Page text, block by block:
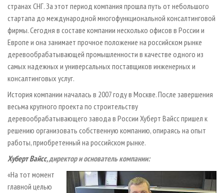
странах СНГ. За этот период компания прошла путь от небольшого
стартапа до международной многофункциональной консалтинговой
фирмы. Сегодня в составе компании несколько офисов в России и
Европе и она занимает прочное положение на российском рынке
деревообрабатывающей промышленности в качестве одного из
самых надежных и универсальных поставщиков инженерных и
консалтинговых услуг.
История компании началась в 2007 году в Москве. После завершения
весьма крупного проекта по строительству
деревообрабатывающего завода в России Хуберт Вайсс пришел к
решению организовать собственную компанию, опираясь на опыт
работы, приобретенный на российском рынке.
Хуберт Вайсс, директор и основатель компании:
«На тот момент
главной целью